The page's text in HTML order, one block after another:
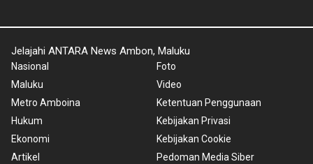
Jelajahi ANTARA News Ambon, Maluku
Nasional
Maluku
Metro Amboina
Hukum
Ekonomi
Artikel
Foto
Video
Ketentuan Penggunaan
Kebijakan Privasi
Kebijakan Cookie
Pedoman Media Siber